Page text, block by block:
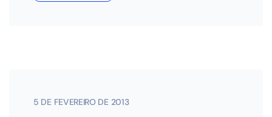
5 DE FEVEREIRO DE 2013